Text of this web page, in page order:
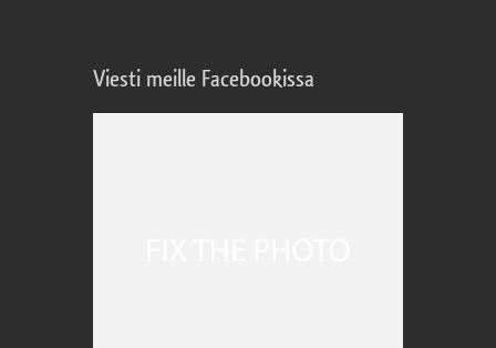
Viesti meille Facebookissa